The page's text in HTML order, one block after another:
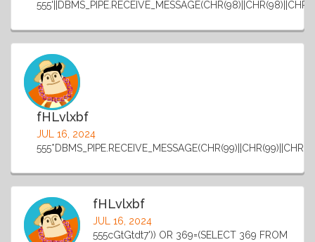
fHLvlxbf
JUL 16, 2024
fHLvlxbf
JUL 16, 2024
555cGtGtdt7')) OR 369=(SELECT 369 FROM